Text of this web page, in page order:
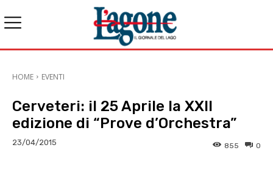
HOME EVENTI
Cerveteri: il 25 Aprile la XXII
edizione di “Prove d’Orchestra”
23/04/2015 0
855